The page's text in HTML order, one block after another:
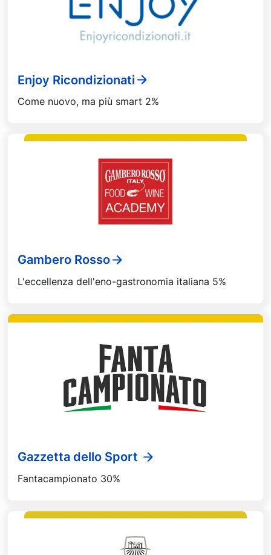
Enjoy Ricondizionati
Come nuovo, ma più smart 2%
Gambero Rosso
L'eccellenza dell'eno-gastronomia italiana 5%
Gazzetta dello Sport
Fantacampionato 30%